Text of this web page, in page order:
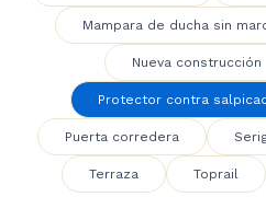
Mampara de ducha sin
Nueva construcción
Protector contra
Puerta corredera
Terraza Toprail